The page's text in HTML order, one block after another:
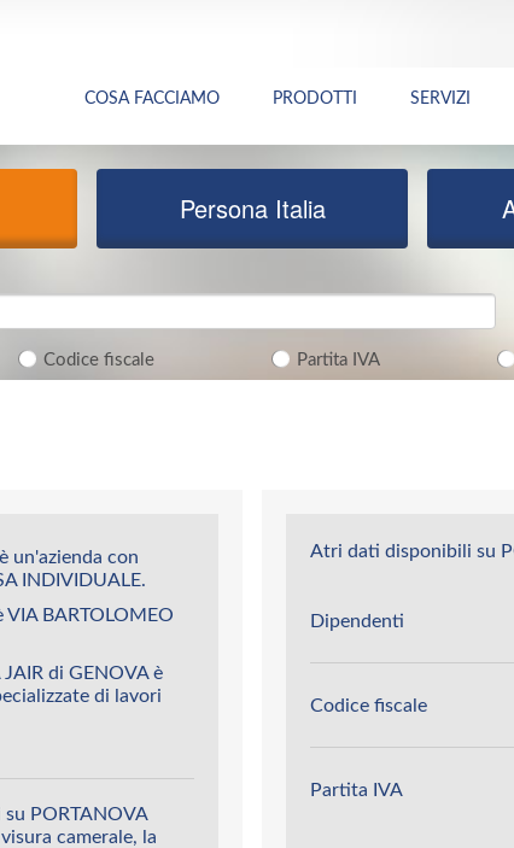
COSA FACCIAMO PRODOTTI SERVIZI
Persona Italia
Codice fiscale Partita IVA
un'azienda con
INDIVIDUALE.
VIA BARTOLOMEO
di GENOVA è
di lavori
PORTANOVA
camerale, la
Atri dati disponibili su
Dipendenti
Codice fiscale
Partita IVA